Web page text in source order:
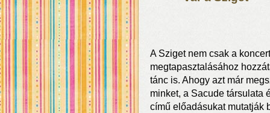
A Sziget nem csak a
megtapasztalásához
tánc is. Ahogy azt már
minket, a Sacude társulata
című előadásukat mutatják